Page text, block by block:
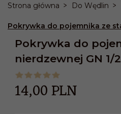
Strona główna Do Wędlin
Pokrywka do pojemnika ze
Pokrywka do
nierdzewnej GN 1/2
14,00PLN